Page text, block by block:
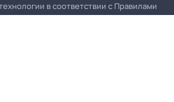
в соответствии с Правилами